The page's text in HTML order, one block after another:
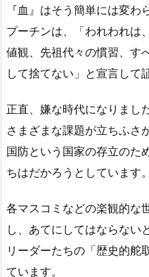
『血』はそう簡単には変わ
プーチンは、「われわれは
値観、先祖代々の慣習、す
して捨てない」と宣言して
正直、嫌な時代になりまし
さまざまな課題が立ちふさ
国防という国家の存立のた
ちはだかろうとしています。
各マスコミなどの楽観的な
し、あてにしてはならない
リーダーたちの「歴史的舵
ています。